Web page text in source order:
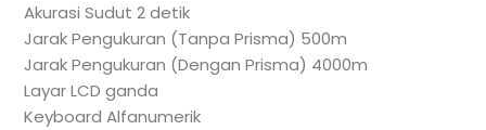
Akurasi Sudut 2 detik
Jarak Pengukuran (Tanpa Prisma) 500m
Jarak Pengukuran (Dengan Prisma) 4000m
Layar LCD ganda
Keyboard Alfanumerik